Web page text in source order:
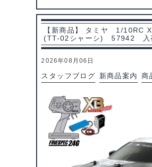
【新商品】 タミヤ 1/10RC
(TT-02シャーシ) 57942 入
2026年08月06日
スタッフブログ 新商品案内 商